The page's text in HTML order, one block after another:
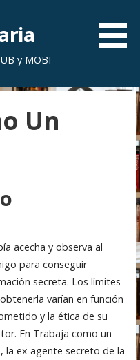
y MOBI
Un
acecha y observa al
para conseguir
secreta. Los límites
varían en función
y la ética de su
En Trabaja como un
la ex agente secreto de la